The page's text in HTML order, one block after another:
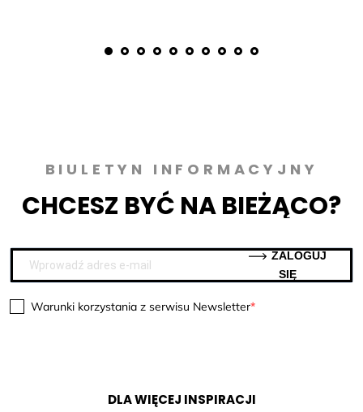
BIULETYN INFORMACYJNY
CHCESZ BYĆ NA BIEŻĄCO?
Warunki korzystania z serwisu Newsletter
SIĘ
DLA WIĘCEJ INSPIRACJI